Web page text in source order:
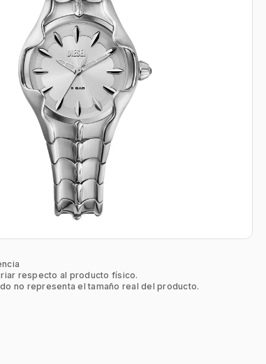
respecto al producto físico.
no representa el tamaño real del producto.